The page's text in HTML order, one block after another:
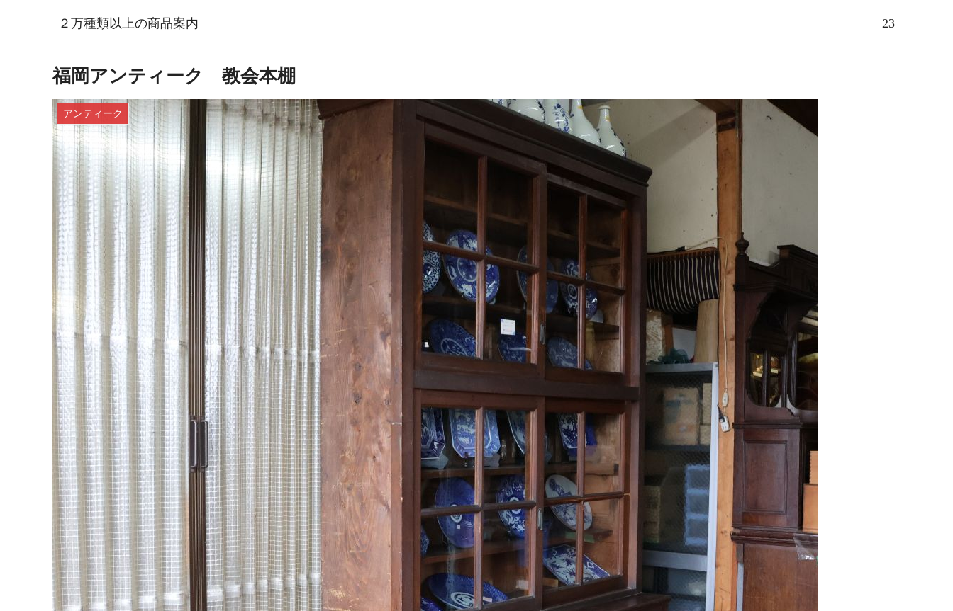
２万種類以上の商品案内 23
福岡アンティーク 教会本棚
アンティーク